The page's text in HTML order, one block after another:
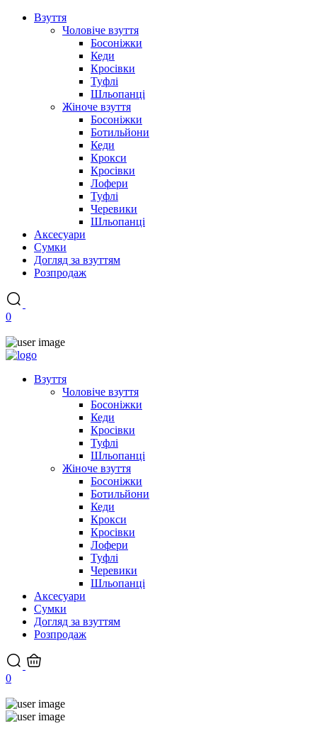
Взуття
Чоловіче взуття
Босоніжки
Кеди
Кросівки
Туфлі
Шльопанці
Жіноче взуття
Босоніжки
Ботильйони
Кеди
Крокси
Кросівки
Лофери
Туфлі
Черевики
Шльопанці
Аксесуари
Сумки
Догляд за взуттям
Розпродаж
0
Взуття
Чоловіче взуття
Босоніжки
Кеди
Кросівки
Туфлі
Шльопанці
Жіноче взуття
Босоніжки
Ботильйони
Кеди
Крокси
Кросівки
Лофери
Туфлі
Черевики
Шльопанці
Аксесуари
Сумки
Догляд за взуттям
Розпродаж
0